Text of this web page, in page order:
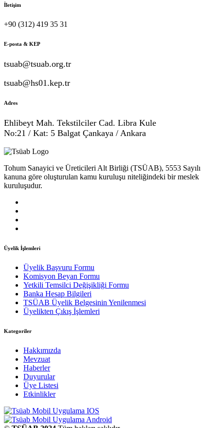
İletişim
+90 (312) 419 35 31
E-posta & KEP
tsuab@tsuab.org.tr
tsuab@hs01.kep.tr
Adres
Ehlibeyt Mah. Tekstilciler Cad. Libra Kule
No:21 / Kat: 5 Balgat Çankaya / Ankara
Tohum Sanayici ve Üreticileri Alt Birliği (TSÜAB), 5553 Sayılı
kanuna göre oluşturulan kamu kuruluşu niteliğindeki bir meslek
kuruluşudur.
Üyelik İşlemleri
Üyelik Başvuru Formu
Komisyon Beyan Formu
Yetkili Temsilci Değişikliği Formu
Banka Hesap Bilgileri
TSÜAB Üyelik Belgesinin Yenilenmesi
Üyelikten Çıkış İşlemleri
Kategoriler
Hakkımızda
Mevzuat
Haberler
Duyurular
Üye Listesi
Etkinlikler